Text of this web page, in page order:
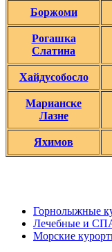
Боржоми
Рогашка
Слатина
Хайдусобосло
Марианске
Лазне
Яхимов
Горнолыжные
Лечебные и
Морские